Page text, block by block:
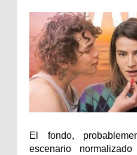
El fondo,
escenario